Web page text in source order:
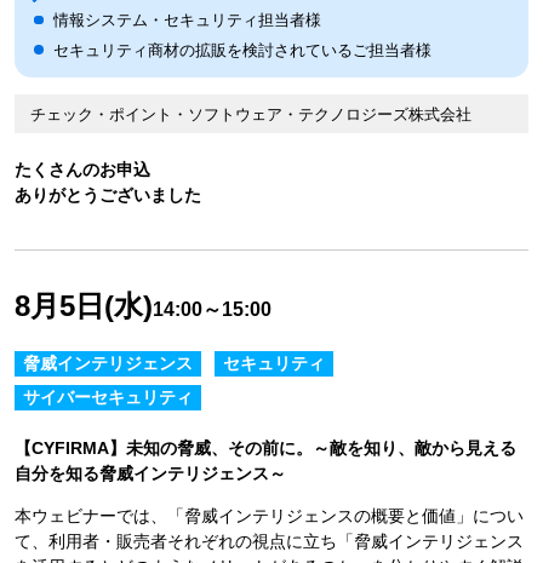
たくさんのお申込
ありがとうございました
情報システム・セキュリティ担当者様
セキュリティ商材の拡販を検討されているご担当者様
チェック・ポイント・ソフトウェア・テクノロジーズ株式会社
8月5日(水)14:00～15:00
脅威インテリジェンス
セキュリティ
サイバーセキュリティ
【CYFIRMA】未知の脅威、その前に。～敵を知り、敵から見える
自分を知る脅威インテリジェンス～
本ウェビナーでは、「脅威インテリジェンスの概要と価値」につい
て、利用者・販売者それぞれの視点に立ち「脅威インテリジェンス